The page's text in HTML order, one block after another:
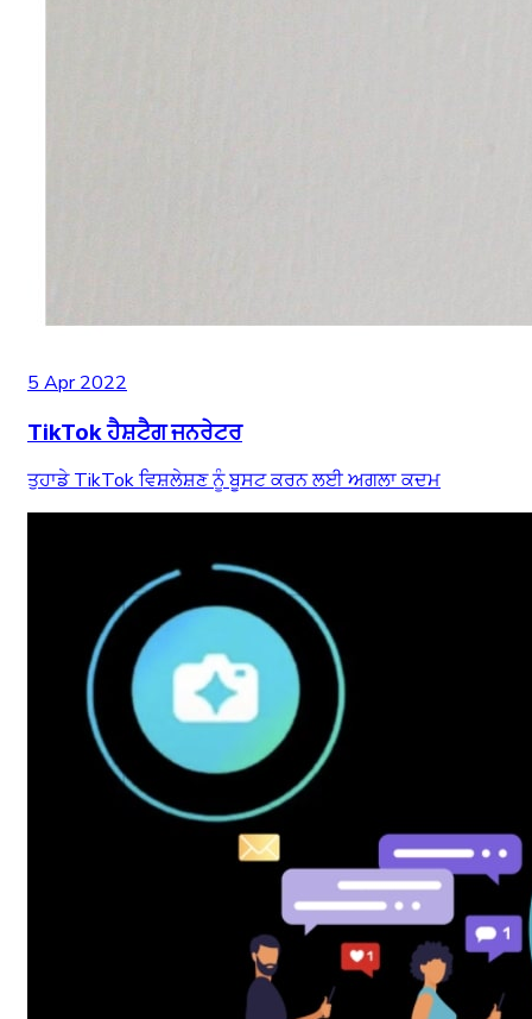
5 Apr 2022
TikTok ਹੈਸ਼ਟੈਗ ਜਨਰੇਟਰ
ਤੁਹਾਡੇ TikTok ਵਿਸ਼ਲੇਸ਼ਣ ਨੂੰ ਬੂਸਟ ਕਰਨ ਲਈ ਅਗਲਾ ਕਦਮ